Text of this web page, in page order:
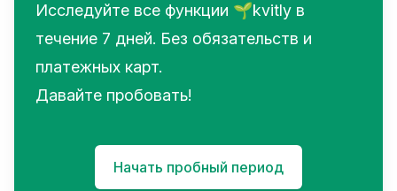
Исследуйте все функции 🌱kvitly в
течение 7 дней. Без обязательств и
платежных карт.
Давайте пробовать!
Начать пробный период